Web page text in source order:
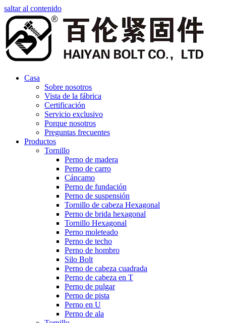
saltar al contenido
Casa
Sobre nosotros
Vista de la fábrica
Certificación
Servicio exclusivo
Porque nosotros
Preguntas frecuentes
Productos
Tornillo
Perno de madera
Perno de carro
Cáncamo
Perno de fundación
Perno de suspensión
Tornillo de cabeza Hexagonal
Perno de brida hexagonal
Tornillo Hexagonal
Perno moleteado
Perno de techo
Perno de hombro
Silo Bolt
Perno de cabeza cuadrada
Perno de cabeza en T
Perno de pulgar
Perno de pista
Perno en U
Perno de ala